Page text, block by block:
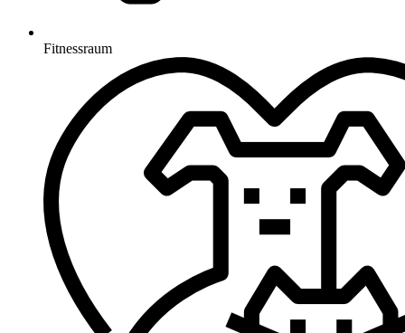
Fitnessraum